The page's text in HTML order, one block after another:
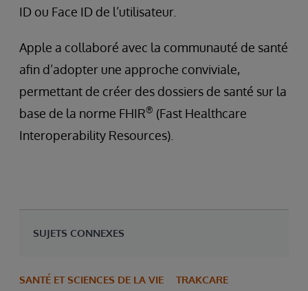
ID ou Face ID de l’utilisateur.
Apple a collaboré avec la communauté de santé
afin d’adopter une approche conviviale,
permettant de créer des dossiers de santé sur la
base de la norme FHIR® (Fast Healthcare
Interoperability Resources).
SUJETS CONNEXES
SANTÉ ET SCIENCES DE LA VIE TRAKCARE